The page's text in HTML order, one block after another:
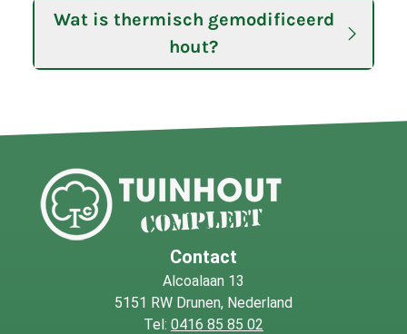
Wat is thermisch gemodificeerd
hout?
Contact
Alcoalaan 13
5151 RW Drunen, Nederland
Tel: 0416 85 85 02